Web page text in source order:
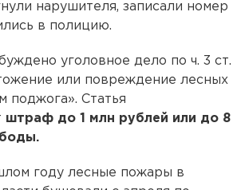
нарушителя, записали номер
в полицию.
уголовное дело по ч. 3 ст.
или повреждение лесных
поджога». Статья
штраф до 1 млн рублей или до 8
году лесные пожары в